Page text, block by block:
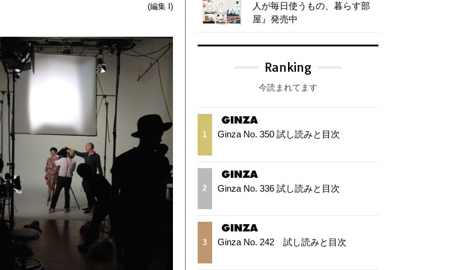
(編集 I)
人が毎日使うもの、暮らす部
屋』発売中
Ranking
今読まれてます
1 Ginza No. 350 試し読みと目次
2 Ginza No. 336 試し読みと目次
3 Ginza No. 242 試し読みと目次